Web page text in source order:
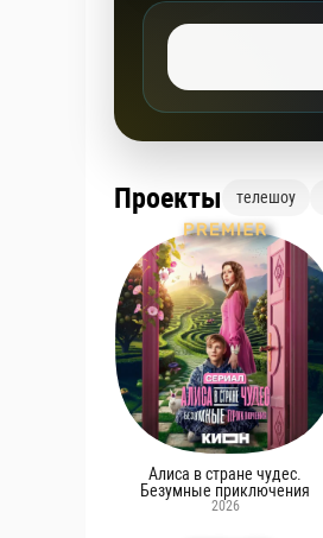
Проекты телешоу
Алиса в стране чудес.
Безумные приключения
2026